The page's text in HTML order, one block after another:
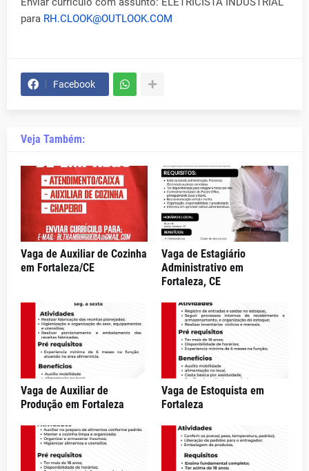
para RH.CLOOK@OUTLOOK.COM
Facebook
Veja Também:
Vaga de Auxiliar de Cozinha
em Fortaleza/CE
Vaga de Estagiário
Administrativo em
Fortaleza, CE
Vaga de Auxiliar de
Produção em Fortaleza
Vaga de Estoquista em
Fortaleza